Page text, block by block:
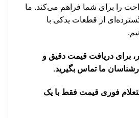
را برای شما فراهم می‌کند. ما
از قطعات یدکی با
برای دریافت قیمت دقیق و
ما تماس بگیرید.
فوری قیمت فقط با یک